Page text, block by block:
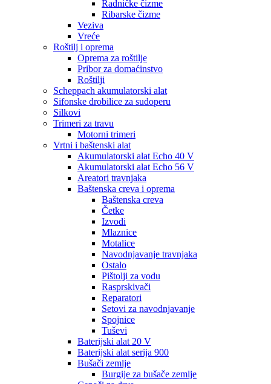
Radničke čizme
Ribarske čizme
Veziva
Vreće
Roštilj i oprema
Oprema za roštilje
Pribor za domaćinstvo
Roštilji
Scheppach akumulatorski alat
Sifonske drobilice za sudoperu
Silkovi
Trimeri za travu
Motorni trimeri
Vrtni i baštenski alat
Akumulatorski alat Echo 40 V
Akumulatorski alat Echo 56 V
Areatori travnjaka
Baštenska creva i oprema
Baštenska creva
Četke
Izvodi
Mlaznice
Motalice
Navodnjavanje travnjaka
Ostalo
Pištolji za vodu
Rasprskivači
Reparatori
Setovi za navodnjavanje
Spojnice
Tuševi
Baterijski alat 20 V
Baterijski alat serija 900
Bušači zemlje
Burgije za bušače zemlje